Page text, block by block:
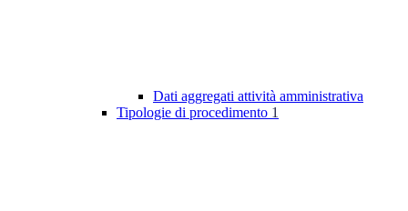
Dati aggregati attività amministrativa
Tipologie di procedimento 1